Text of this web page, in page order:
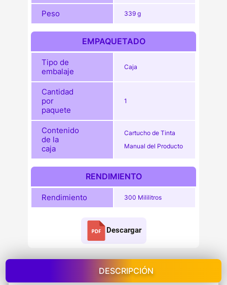
Peso 339 g
EMPAQUETADO
Tipo de
embalaje
Caja
Cantidad
por
paquete
1
Contenido
de la
caja
Cartucho de Tinta
Manual del Producto
RENDIMIENTO
Rendimiento 300 Mililitros
Descargar
DESCRIPCIÓN